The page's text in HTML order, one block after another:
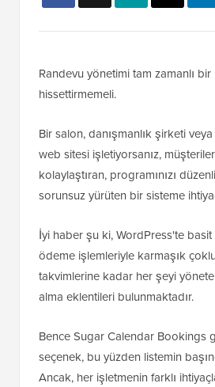
Randevu yönetimi tam zamanlı
hissettirmemeli.
Bir salon, danışmanlık şirketi
web sitesi işletiyorsanız,
kolaylaştıran, programınızı
sorunsuz yürüten bir sisteme
İyi haber şu ki, WordPress'te
ödeme işlemleriyle karmaşık
takvimlerine kadar her şeyi
alma eklentileri bulunmaktadır.
Bence Sugar Calendar Bookings
seçenek, bu yüzden listemin
Ancak, her işletmenin farklı